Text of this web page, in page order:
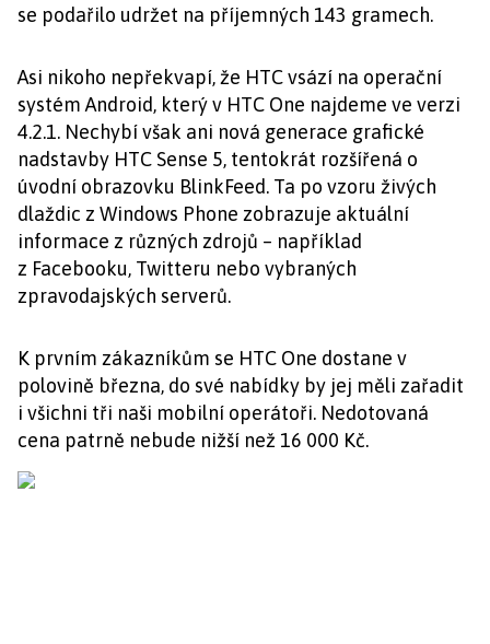
se podařilo udržet na příjemných 143 gramech.
Asi nikoho nepřekvapí, že HTC vsází na operační
systém Android, který v HTC One najdeme ve verzi
4.2.1. Nechybí však ani nová generace grafické
nadstavby HTC Sense 5, tentokrát rozšířená o
úvodní obrazovku BlinkFeed. Ta po vzoru živých
dlaždic z Windows Phone zobrazuje aktuální
informace z různých zdrojů – například
z Facebooku, Twitteru nebo vybraných
zpravodajských serverů.
K prvním zákazníkům se HTC One dostane v
polovině března, do své nabídky by jej měli zařadit
i všichni tři naši mobilní operátoři. Nedotovaná
cena patrně nebude nižší než 16 000 Kč.